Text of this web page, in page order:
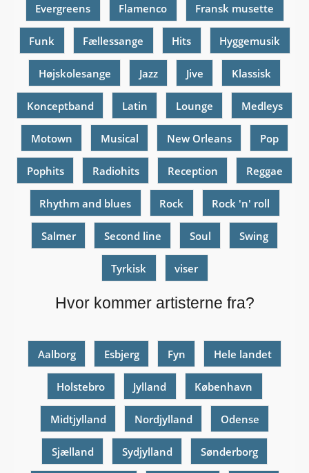
Evergreens Flamenco Fransk musette
Funk Fællessange Hits Hyggemusik
Højskolesange Jazz Jive Klassisk
Konceptband Latin Lounge Medleys
Motown Musical New Orleans Pop
Pophits Radiohits Reception Reggae
Rhythm and blues Rock Rock 'n' roll
Salmer Second line Soul Swing
Tyrkisk viser
Hvor kommer artisterne fra?
Aalborg Esbjerg Fyn Hele landet
Holstebro Jylland København
Midtjylland Nordjylland Odense
Sjælland Sydjylland Sønderborg